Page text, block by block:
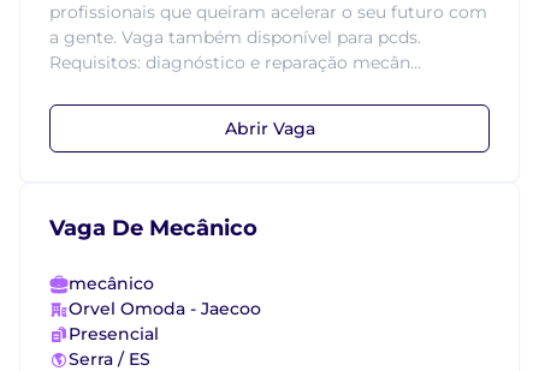
profissionais que queiram acelerar o seu futuro com
a gente. Vaga também disponível para pcds.
Requisitos: diagnóstico e reparação mecân...
Abrir Vaga
Vaga De Mecânico
mecânico
Orvel Omoda - Jaecoo
Presencial
Serra / ES